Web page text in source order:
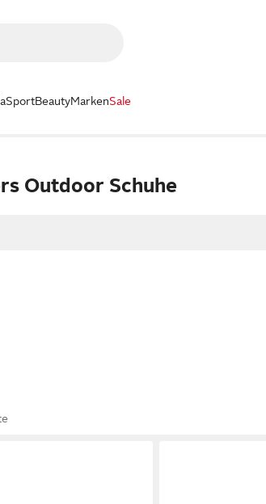
SportBeautyMarkenSale
Outdoor Schuhe